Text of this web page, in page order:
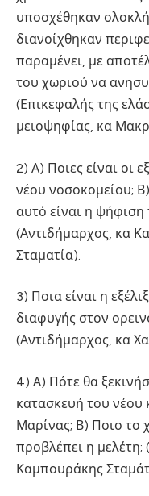
υποσχέθηκαν
διανοίχθηκαν
παραμένει, με
του χωριού να
(Επικεφαλής της
μειοψηφίας, κα
2) Α) Ποιες είναι οι
νέου νοσοκομείου;
αυτό είναι η
(Αντιδήμαρχος, κα
Σταματία).
3) Ποια είναι η
διαφυγής στον
(Αντιδήμαρχος, κα
4) Α) Πότε θα
κατασκευή του νέου
Μαρίνας; Β) Ποιο το
προβλέπει η μελέτη;
Καμπουράκης